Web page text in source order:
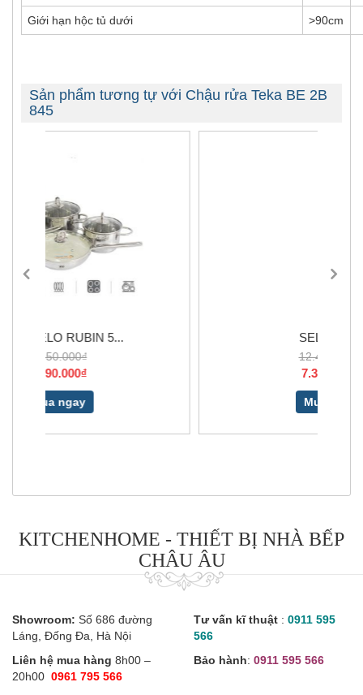
Giới hạn hộc tủ dưới >90cm
Sản phẩm tương tự với Chậu rửa Teka BE 2B
845
KITCHENHOME - THIẾT BỊ NHÀ BẾP
CHÂU ÂU
Showroom: Số 686 đường
Láng, Đống Đa, Hà Nội
Liên hệ mua hàng 8h00 –
20h00 0961 795 566
Tư vấn kĩ thuật : 0911 595
566
Bảo hành: 0911 595 566